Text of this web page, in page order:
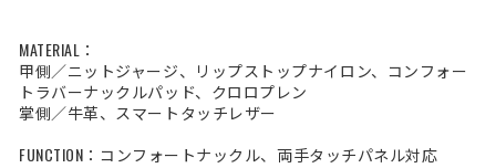
MATERIAL：
甲側／ニットジャージ、リップストップナイロン、コンフォー
トラバーナックルパッド、クロロプレン
掌側／牛革、スマートタッチレザー
FUNCTION：コンフォートナックル、両手タッチパネル対応